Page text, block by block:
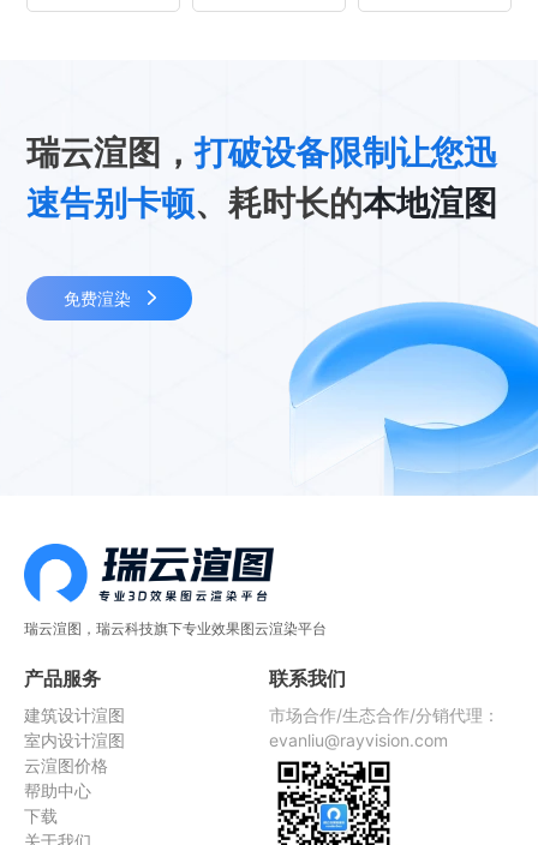
瑞云渲图，打破设备限制让您迅
速告别卡顿、耗时长的本地渲图
免费渲染
瑞云渲图，瑞云科技旗下专业效果图云渲染平台
产品服务
建筑设计渲图
室内设计渲图
云渲图价格
帮助中心
下载
关于我们
联系我们
市场合作/生态合作/分销代理：
evanliu@rayvision.com